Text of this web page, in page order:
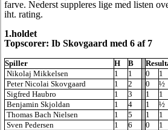
farve. Nederst suppleres lige med listen
iht. rating.
1.holdet
Topscorer: Ib Skovgaard med 6 af 7
Spiller H B
Nikolaj Mikkelsen
1 1 0 1
Peter Nicolai Skovgaard
1 2 0 ½
Sigfred Haubro
1 3 1 1
Benjamin Skjoldan
1 4 1 ½
Thomas Bach Nielsen
1 5 1 1
Sven Pedersen
1 6 0 1